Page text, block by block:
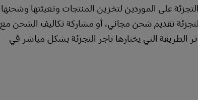
على الموردين لتخزين المنتجات وتعبئتها وشحنها
تقديم شحن مجاني، أو مشاركة تكاليف الشحن مع
الطريقة التي يختارها تاجر التجزئة بشكل مباشر في